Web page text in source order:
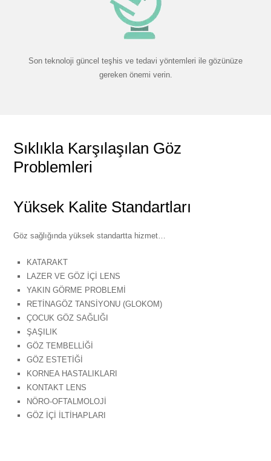
Son teknoloji güncel teşhis ve tedavi yöntemleri ile gözünüze
gereken önemi verin.
Sıklıkla Karşılaşılan Göz
Problemleri
Yüksek Kalite Standartları
Göz sağlığında yüksek standartta hizmet…
KATARAKT
LAZER VE GÖZ İÇİ LENS
YAKIN GÖRME PROBLEMİ
RETİNAGÖZ TANSİYONU (GLOKOM)
ÇOCUK GÖZ SAĞLIĞI
ŞAŞILIK
GÖZ TEMBELLİĞİ
GÖZ ESTETİĞİ
KORNEA HASTALIKLARI
KONTAKT LENS
NÖRO-OFTALMOLOJİ
GÖZ İÇİ İLTİHAPLARI